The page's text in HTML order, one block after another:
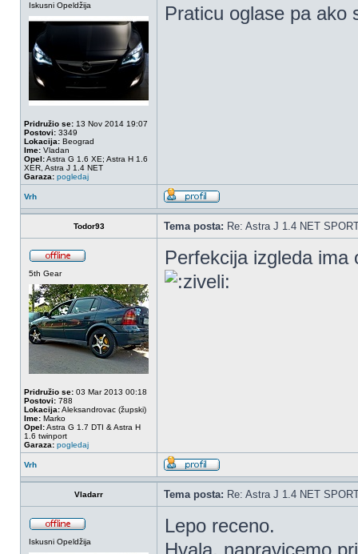
Iskusni Opeldžija
Pridružio se: 13 Nov 2014 19:07
Postovi: 3349
Lokacija: Beograd
Ime: Vladan
Opel:Astra G 1.6 XE; Astra H 1.6
XER, Astra J 1.4 NET
Garaza: pogledaj
Praticu oglase pa ako
Vrh
Todor93 Tema posta: Re: Astra J 1.4 NET
5th Gear
Pridružio se: 03 Mar 2013 00:18
Postovi: 788
Lokacija:Aleksandrovac (župski)
Ime: Marko
Opel:Astra G 1.7 DTI & Astra H
1.6 twinport
Garaza: pogledaj
Perfekcija izgleda
Vrh
Vladarr Tema posta: Re: Astra J 1.4 NET
Iskusni Opeldžija
Lepo receno.
Hvala, napravicemo